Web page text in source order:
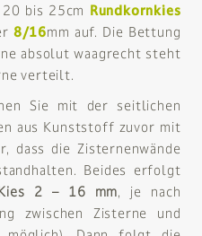
bis 25cm Rundkornkies
8/16mm auf. Die Bettung
absolut waagrecht steht
verteilt.
Sie mit der seitlichen
aus Kunststoff zuvor mit
dass die Zisternenwände
Beides erfolgt
2 – 16 mm, je nach
zwischen Zisterne und